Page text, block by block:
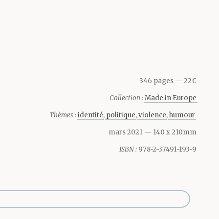
346 pages 22€
Collection :Made in Europe
Thèmes :identité politique violence humour
mars 2021 — 140 x 210mm
ISBN : 978-2-37491-193-9